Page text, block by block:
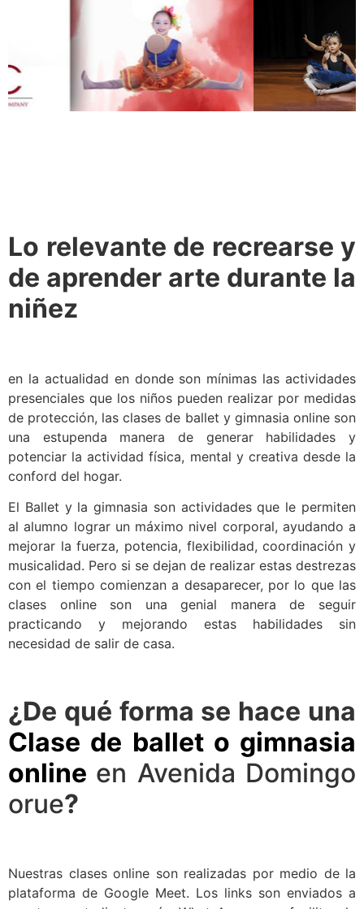
Lo relevante de recrearse y
de aprender arte durante la
niñez
en la actualidad en donde son mínimas las actividades
presenciales que los niños pueden realizar por medidas
de protección, las clases de ballet y gimnasia online son
una estupenda manera de generar habilidades y
potenciar la actividad física, mental y creativa desde la
conford del hogar.
El Ballet y la gimnasia son actividades que le permiten
al alumno lograr un máximo nivel corporal, ayudando a
mejorar la fuerza, potencia, flexibilidad, coordinación y
musicalidad. Pero si se dejan de realizar estas destrezas
con el tiempo comienzan a desaparecer, por lo que las
clases online son una genial manera de seguir
practicando y mejorando estas habilidades sin
necesidad de salir de casa.
¿De qué forma se hace una
Clase de ballet o gimnasia
online en Avenida Domingo
orue?
Nuestras clases online son realizadas por medio de la
plataforma de Google Meet. Los links son enviados a